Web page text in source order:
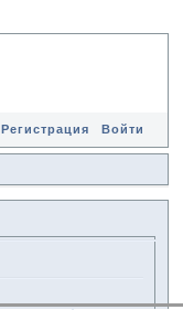
Регистрация Войти